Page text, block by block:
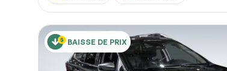
BAISSE DE PRIX